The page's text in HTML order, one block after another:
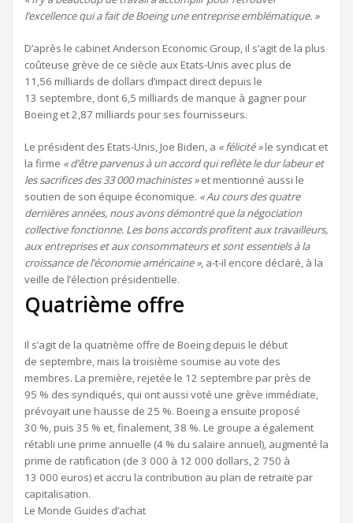
l’excellence qui a fait de Boeing une entreprise emblématique. »
D’après le cabinet Anderson Economic Group, il s’agit de la plus
coûteuse grève de ce siècle aux Etats-Unis avec plus de
11,56 milliards de dollars d’impact direct depuis le
13 septembre, dont 6,5 milliards de manque à gagner pour
Boeing et 2,87 milliards pour ses fournisseurs.
Le président des Etats-Unis, Joe Biden, a « félicité »le syndicat et
la firme « d’être parvenus à un accord qui reflète le dur labeur et
les sacrifices des 33 000 machinistes »et mentionné aussi le
soutien de son équipe économique. « Au cours des quatre
dernières années, nous avons démontré que la négociation
collective fonctionne. Les bons accords profitent aux travailleurs,
aux entreprises et aux consommateurs et sont essentiels à la
croissance de l’économie américaine », a-t-il encore déclaré, à la
veille de l’élection présidentielle.
Quatrième offre
Il s’agit de la quatrième offre de Boeing depuis le début
de septembre, mais la troisième soumise au vote des
membres. La première, rejetée le 12 septembre par près de
95 % des syndiqués, qui ont aussi voté une grève immédiate,
prévoyait une hausse de 25 %. Boeing a ensuite proposé
30 %, puis 35 % et, finalement, 38 %. Le groupe a également
rétabli une prime annuelle (4 % du salaire annuel), augmenté la
prime de ratification (de 3 000 à 12 000 dollars, 2 750 à
13 000 euros) et accru la contribution au plan de retraite par
capitalisation.
Le Monde Guides d’achat